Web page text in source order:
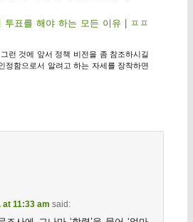
투표를 해야 하는 모든 이유 | ㅍㅍ
런 것에 앞서 정책 비전을 좀 참조하시길
정함으로서 알려고 하는 자세를 장착하면
at 11:33 am said: